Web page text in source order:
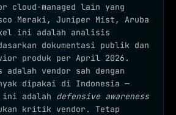
cloud-managed lain yang
Meraki, Juniper Mist, Aruba
ini adalah analisis
dokumentasi publik dan
produk per April 2026.
vendor sah dengan
dipakai di Indonesia —
adalah defensive awareness
kritik vendor. Tetap